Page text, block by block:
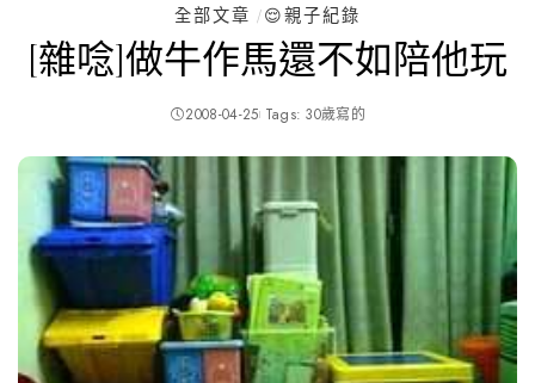
全部文章 😌親子紀錄
[雜唸]做牛作馬還不如陪他玩
2008-04-25 Tags: 30歲寫的